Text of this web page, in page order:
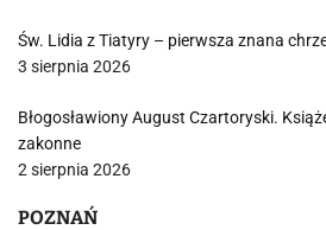
Św. Lidia z Tiatyry – pierwsza znana
3 sierpnia 2026
Błogosławiony August Czartoryski.
zakonne
2 sierpnia 2026
POZNAŃ